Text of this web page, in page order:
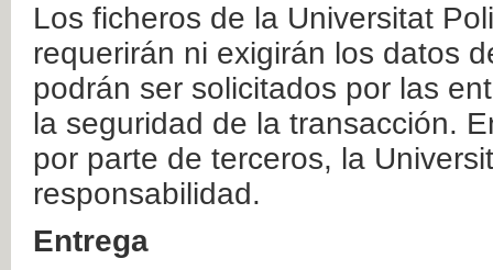
Los ficheros de la Universitat
requerirán ni exigirán los datos
podrán ser solicitados por las
la seguridad de la transacción.
por parte de terceros, la
responsabilidad.
Entrega